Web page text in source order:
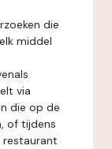
die
middel
via
die op de
of tijdens
restaurant